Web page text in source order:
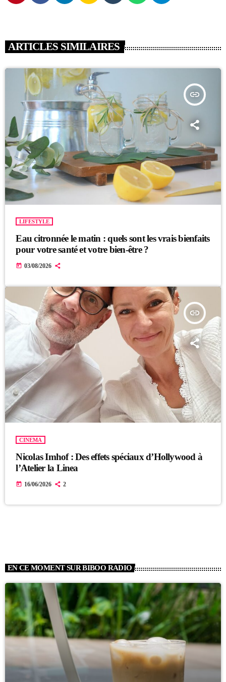
ARTICLES SIMILAIRES
insert_link
LIFESTYLE
Eau citronnée le matin : quels sont les vrais bienfaits
pour votre santé et votre bien-être ?
today 03/08/2026
insert_link
CINEMA
Nicolas Imhof : Des effets spéciaux d’Hollywood à
l’Atelier la Linea
today 16/06/2026 2
EN CE MOMENT SUR BIBOO RADIO